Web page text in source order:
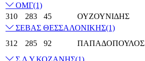
ΟΜΓ(1)
310
283 45 ΟΥΖΟΥΝΙΔΗΣ
ΣΕΒΑΣ ΘΕΣΣΑΛΟΝΙΚΗΣ(1)
312
285 92 ΠΑΠΑΔΟΠΟΥΛΟΣ
Σ.Δ.Υ.ΚΟΖΑΝΗΣ(1)